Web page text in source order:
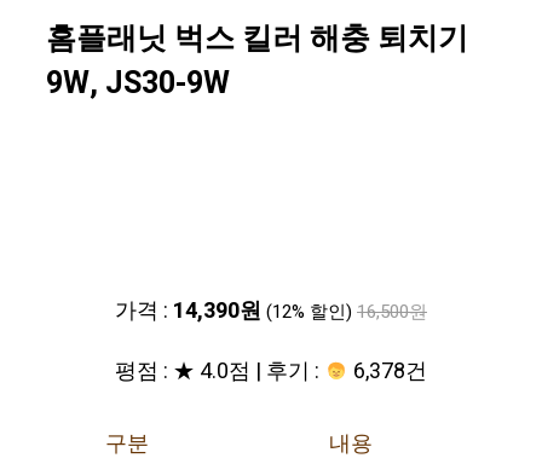
홈플래닛 벅스 킬러 해충 퇴치기
9W, JS30-9W
가격 : 14,390원 (12% 할인) 16,500원
평점 : ★ 4.0점 | 후기 : 6,378건
구분
내용